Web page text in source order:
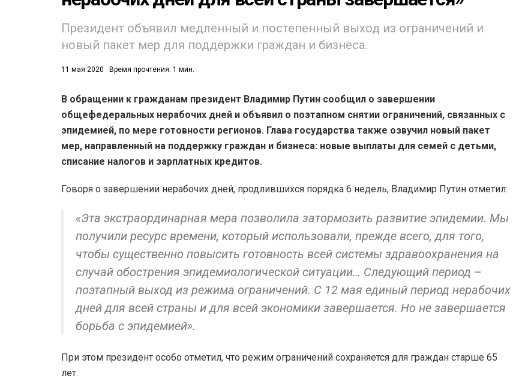
Президент объявил медленный и постепенный выход из ограничений и
новый пакет мер для поддержки граждан и бизнеса.
11 мая 2020 Время прочтения: 1 мин.
В обращении к гражданам президент Владимир Путин сообщил о завершении
общефедеральных нерабочих дней и объявил о поэтапном снятии ограничений, связанных с
эпидемией, по мере готовности регионов. Глава государства также озвучил новый пакет
мер, направленный на поддержку граждан и бизнеса: новые выплаты для семей с детьми,
списание налогов и зарплатных кредитов.
Говоря о завершении нерабочих дней, продлившихся порядка 6 недель, Владимир Путин отметил:
«Эта экстраординарная мера позволила затормозить развитие эпидемии. Мы
получили ресурс времени, который использовали, прежде всего, для того,
чтобы существенно повысить готовность всей системы здравоохранения на
случай обострения эпидемиологической ситуации… Следующий период –
поэтапный выход из режима ограничений. С 12 мая единый период нерабочих
дней для всей страны и для всей экономики завершается. Но не завершается
борьба с эпидемией».
При этом президент особо отметил, что режим ограничений сохраняется для граждан старше 65
лет.